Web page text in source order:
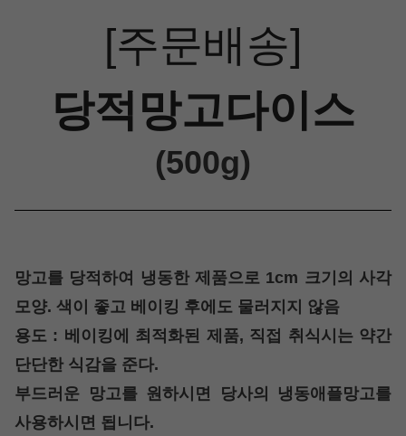
[주문배송]
당적망고다이스
(500g)
망고를 당적하여 냉동한 제품으로 1cm 크기의 사각
모양. 색이 좋고 베이킹 후에도 물러지지 않음
용도 : 베이킹에 최적화된 제품, 직접 취식시는 약간
단단한 식감을 준다.
부드러운 망고를 원하시면 당사의 냉동애플망고를
사용하시면 됩니다.